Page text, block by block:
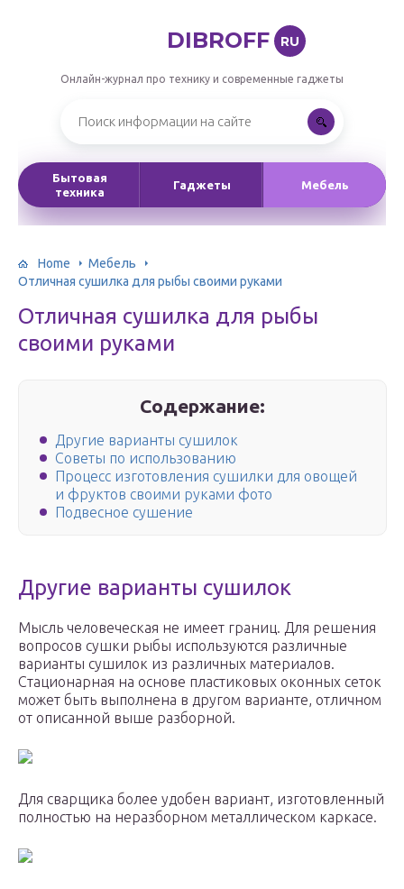
DIBROFF RU
Онлайн-журнал про технику и современные гаджеты
Бытовая
техника
Гаджеты Мебель
Home
Мебель
Отличная сушилка для рыбы своими руками
Отличная сушилка для рыбы
своими руками
Содержание:
Другие варианты сушилок
Советы по использованию
Процесс изготовления сушилки для овощей
и фруктов своими руками фото
Подвесное сушение
Другие варианты сушилок
Мысль человеческая не имеет границ. Для решения
вопросов сушки рыбы используются различные
варианты сушилок из различных материалов.
Стационарная на основе пластиковых оконных сеток
может быть выполнена в другом варианте, отличном
от описанной выше разборной.
Для сварщика более удобен вариант, изготовленный
полностью на неразборном металлическом каркасе.